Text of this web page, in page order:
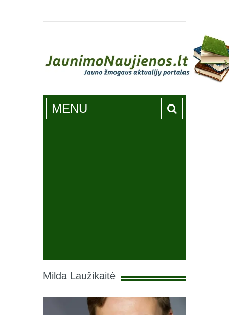
Jaunimonaujienos.lt
MENU
Milda Laužikaitė